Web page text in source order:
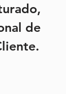
de